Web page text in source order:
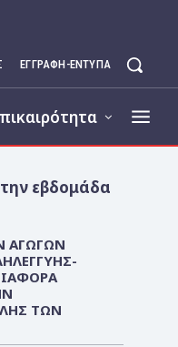
ΕΓΓΡΑΦΉ-ΈΝΤΥΠΑ
εβδομάδα
ΑΓΩΓΩΝ
ΤΩΝ